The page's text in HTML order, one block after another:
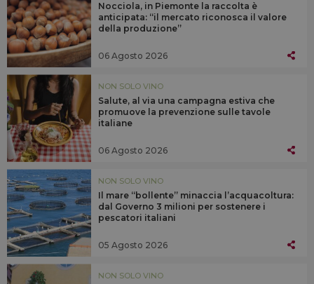
Nocciola, in Piemonte la raccolta è
anticipata: “il mercato riconosca il valore
della produzione”
06 Agosto 2026
NON SOLO VINO
Salute, al via una campagna estiva che
promuove la prevenzione sulle tavole
italiane
06 Agosto 2026
NON SOLO VINO
Il mare “bollente” minaccia l’acquacoltura:
dal Governo 3 milioni per sostenere i
pescatori italiani
05 Agosto 2026
NON SOLO VINO